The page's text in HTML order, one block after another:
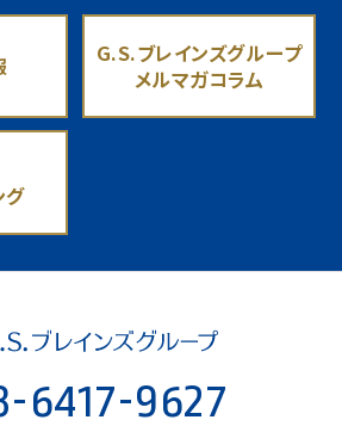
G.S.ブレインズグループ
メルマガコラム
グ
6417-9627